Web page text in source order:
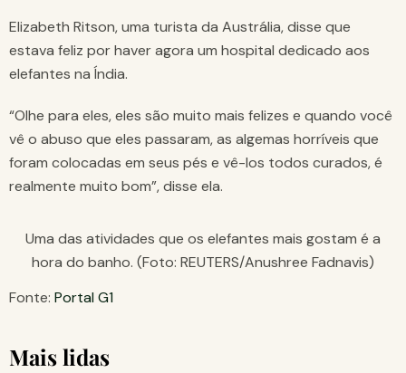
Elizabeth Ritson, uma turista da Austrália, disse que
estava feliz por haver agora um hospital dedicado aos
elefantes na Índia.
“Olhe para eles, eles são muito mais felizes e quando você
vê o abuso que eles passaram, as algemas horríveis que
foram colocadas em seus pés e vê-los todos curados, é
realmente muito bom”, disse ela.
Uma das atividades que os elefantes mais gostam é a
hora do banho. (Foto: REUTERS/Anushree Fadnavis)
Fonte: Portal G1
Mais lidas